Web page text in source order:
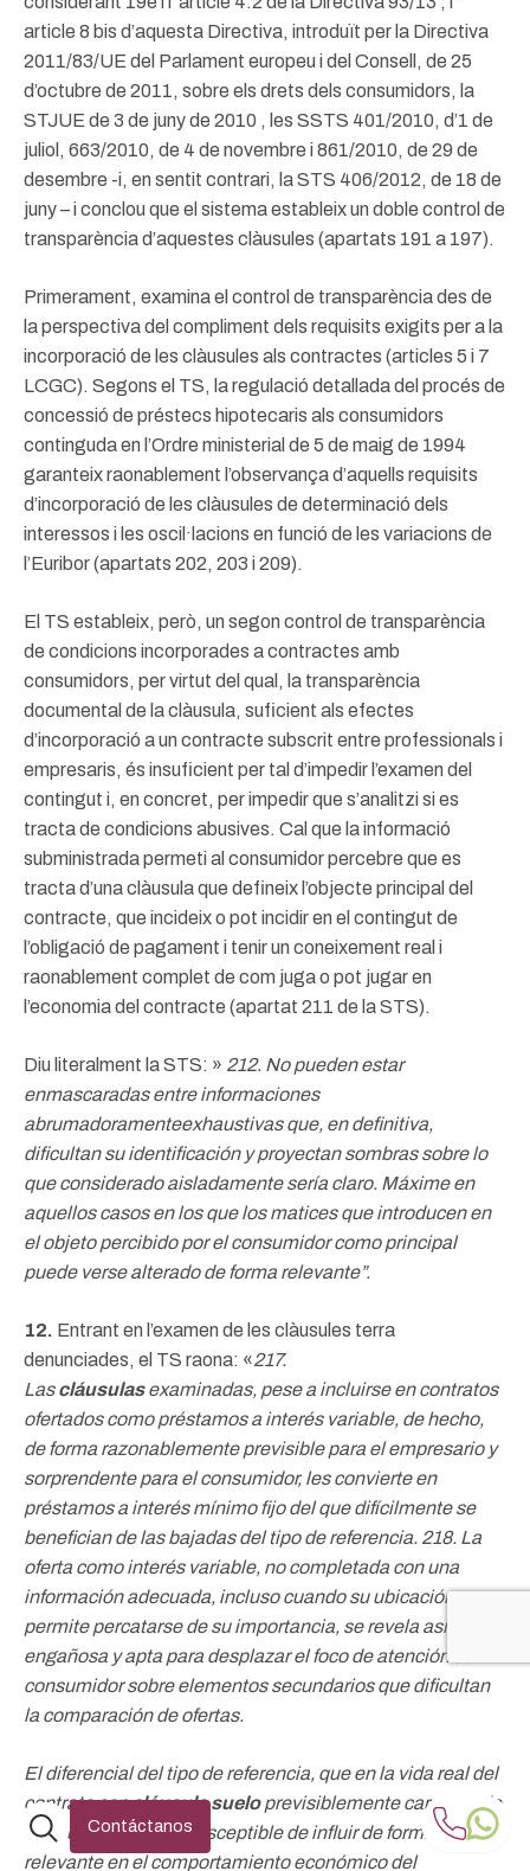
Abrir
el
Contáctanos
article 8 bis d’aquesta Directiva, introduït per la Directiva
2011/83/UE del Parlament europeu i del Consell, de 25
d’octubre de 2011, sobre els drets dels consumidors, la
STJUE de 3 de juny de 2010 , les SSTS 401/2010, d’1 de
juliol, 663/2010, de 4 de novembre i 861/2010, de 29 de
desembre -i, en sentit contrari, la STS 406/2012, de 18 de
juny – i conclou que el sistema estableix un doble control de
transparència d’aquestes clàusules (apartats 191 a 197).
Primerament, examina el control de transparència des de
la perspectiva del compliment dels requisits exigits per a la
incorporació de les clàusules als contractes (articles 5 i 7
LCGC). Segons el TS, la regulació detallada del procés de
concessió de préstecs hipotecaris als consumidors
continguda en l’Ordre ministerial de 5 de maig de 1994
garanteix raonablement l’observança d’aquells requisits
d’incorporació de les clàusules de determinació dels
interessos i les oscil·lacions en funció de les variacions de
l’Euribor (apartats 202, 203 i 209).
El TS estableix, però, un segon control de transparència
de condicions incorporades a contractes amb
consumidors, per virtut del qual, la transparència
documental de la clàusula, suficient als efectes
d’incorporació a un contracte subscrit entre professionals i
empresaris, és insuficient per tal d’impedir l’examen del
contingut i, en concret, per impedir que s’analitzi si es
tracta de condicions abusives. Cal que la informació
subministrada permeti al consumidor percebre que es
tracta d’una clàusula que defineix l’objecte principal del
contracte, que incideix o pot incidir en el contingut de
l’obligació de pagament i tenir un coneixement real i
raonablement complet de com juga o pot jugar en
l’economia del contracte (apartat 211 de la STS).
Diu literalment la STS: » 212. No pueden estar
enmascaradas entre informaciones
abrumadoramenteexhaustivas que, en definitiva,
dificultan su identificación y proyectan sombras sobre lo
que considerado aisladamente sería claro. Máxime en
aquellos casos en los que los matices que introducen en
el objeto percibido por el consumidor como principal
puede verse alterado de forma relevante”.
12. Entrant en l’examen de les clàusules terra
denunciades, el TS raona: «217.
Lascláusulasexaminadas, pese a incluirse en contratos
ofertados como préstamos a interés variable, de hecho,
de forma razonablemente previsible para el empresario y
sorprendente para el consumidor, les convierte en
préstamos a interés mínimo fijo del que difícilmente se
benefician de las bajadas del tipo de referencia. 218. La
oferta como interés variable, no completada con una
información adecuada, incluso cuando su ubicación
permite percatarse de su importancia, se revela así
engañosa y apta para desplazar el foco de atención del
consumidor sobre elementos secundarios que dificultan
la comparación de ofertas.
El diferencial del tipo de referencia, que en la vida real del
contrato concláusula sueloprevisiblemente carecerá de
transcendencia, es susceptible de influir de forma
relevante en el comportamiento económico del